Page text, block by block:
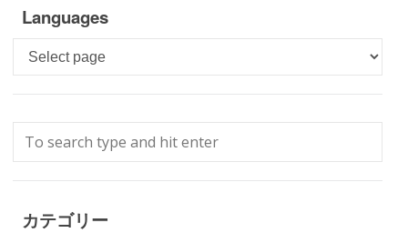
Languages
Languages
カテゴリー